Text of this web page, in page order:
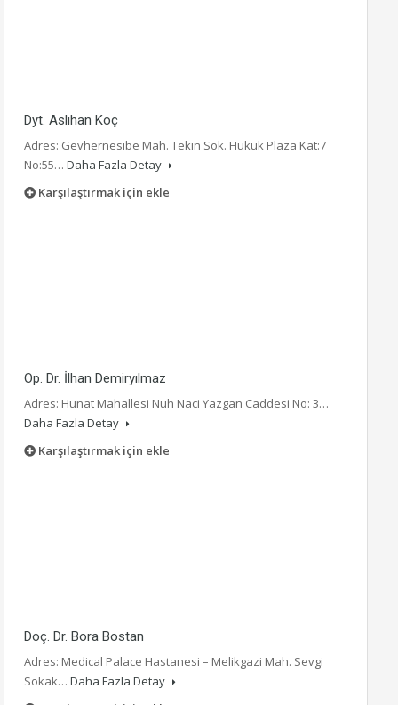
Dyt. Aslıhan Koç
Adres: Gevhernesibe Mah. Tekin Sok. Hukuk Plaza Kat:7
No:55… Daha Fazla Detay
Karşılaştırmak için ekle
Op. Dr. İlhan Demiryılmaz
Adres: Hunat Mahallesi Nuh Naci Yazgan Caddesi No: 3…
Daha Fazla Detay
Karşılaştırmak için ekle
Doç. Dr. Bora Bostan
Adres: Medical Palace Hastanesi – Melikgazi Mah. Sevgi
Sokak… Daha Fazla Detay